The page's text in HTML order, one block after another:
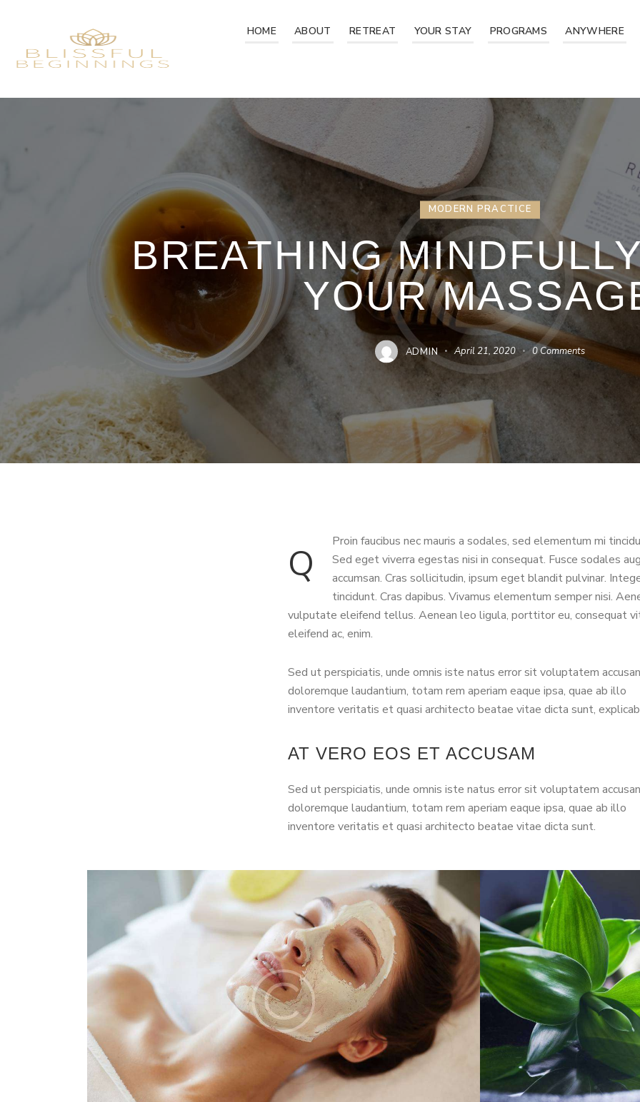
HOME ABOUT RETREAT YOUR STAY PROGRAMS ANYWHERE
MODERN PRACTICE
BREATHING
YOUR
ADMIN April 21, 2020 0 Comments
q
Proin faucibus nec mauris a sodales, sed elementum mi
Sed eget viverra egestas nisi in consequat. Fusce sodales
accumsan. Cras sollicitudin, ipsum eget blandit pulvinar.
tincidunt. Cras dapibus. Vivamus elementum semper nisi.
vulputate eleifend tellus. Aenean leo ligula, porttitor eu, consequat
eleifend ac, enim.
Sed ut perspiciatis, unde omnis iste natus error sit voluptatem
doloremque laudantium, totam rem aperiam eaque ipsa, quae ab illo
inventore veritatis et quasi architecto beatae vitae dicta sunt,
AT VERO EOS ET ACCUSAM
Sed ut perspiciatis, unde omnis iste natus error sit voluptatem
doloremque laudantium, totam rem aperiam eaque ipsa, quae ab illo
inventore veritatis et quasi architecto beatae vitae dicta sunt.